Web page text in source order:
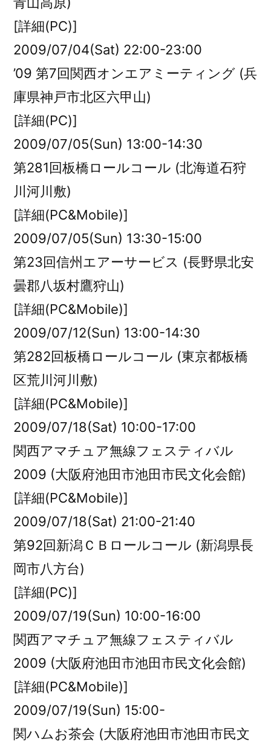
[詳細(PC)]
2009/07/04(Sat) 22:00-23:00
’09 第7回関西オンエアミーティング (兵
庫県神戸市北区六甲山)
[詳細(PC)]
2009/07/05(Sun) 13:00-14:30
第281回板橋ロールコール (北海道石狩
川河川敷)
[詳細(PC&Mobile)]
2009/07/05(Sun) 13:30-15:00
第23回信州エアーサービス (長野県北安
曇郡八坂村鷹狩山)
[詳細(PC&Mobile)]
2009/07/12(Sun) 13:00-14:30
第282回板橋ロールコール (東京都板橋
区荒川河川敷)
[詳細(PC&Mobile)]
2009/07/18(Sat) 10:00-17:00
関西アマチュア無線フェスティバル
2009 (大阪府池田市池田市民文化会館)
[詳細(PC&Mobile)]
2009/07/18(Sat) 21:00-21:40
第92回新潟ＣＢロールコール (新潟県長
岡市八方台)
[詳細(PC)]
2009/07/19(Sun) 10:00-16:00
関西アマチュア無線フェスティバル
2009 (大阪府池田市池田市民文化会館)
[詳細(PC&Mobile)]
2009/07/19(Sun) 15:00-
関ハムお茶会 (大阪府池田市池田市民文